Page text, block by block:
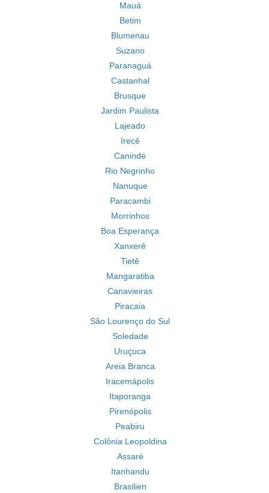
Mauá
Betim
Blumenau
Suzano
Paranaguá
Castanhal
Brusque
Jardim Paulista
Lajeado
Irecê
Canindé
Rio Negrinho
Nanuque
Paracambi
Morrinhos
Boa Esperança
Xanxerê
Tietê
Mangaratiba
Canavieiras
Piracaia
São Lourenço do Sul
Soledade
Uruçuca
Areia Branca
Iracemápolis
Itaporanga
Pirenópolis
Peabiru
Colônia Leopoldina
Assaré
Itanhandu
Brasilien